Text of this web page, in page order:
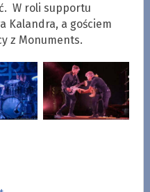
W roli supportu
Kalandra, a gościem
z Monuments.